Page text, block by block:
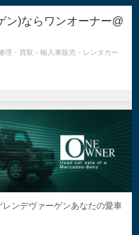
ン)ならワンオーナー@
・買取・輸入車販売・レンタカー
ンデヴァーゲンあなたの愛車